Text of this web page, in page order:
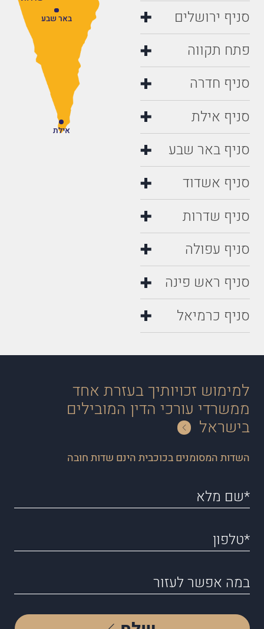
סניף ירושלים
פתח תקווה
סניף חדרה
סניף אילת
סניף באר שבע
סניף אשדוד
סניף שדרות
סניף עפולה
סניף ראש פינה
סניף כרמיאל
אילת
באר שבע
למימוש זכויותיך בעזרת אחד
ממשרדי עורכי הדין המובילים
בישראל
השדות המסומנים בכוכבית הינם שדות חובה